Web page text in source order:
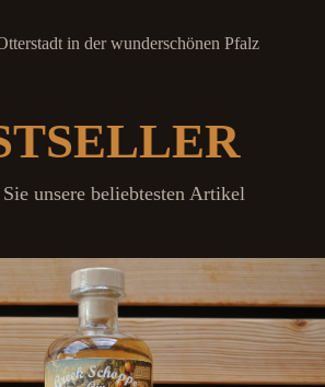
in der wunderschönen Pfalz
unsere beliebtesten Artikel